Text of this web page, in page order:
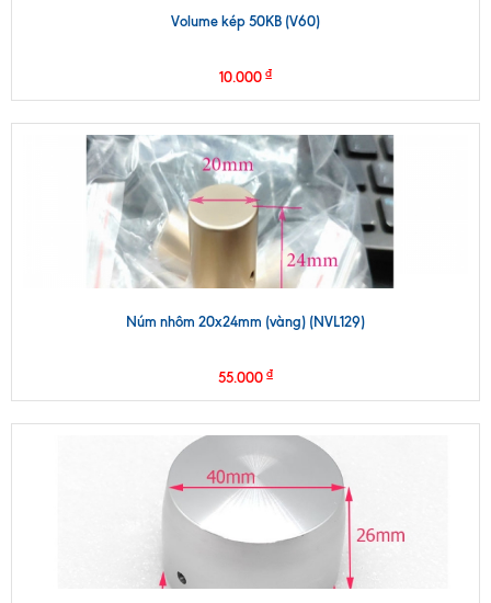
Volume kép 50KB (V60)
10.000 ₫
Núm nhôm 20x24mm (vàng) (NVL129)
55.000 ₫